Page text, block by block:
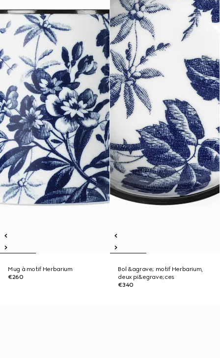
Mug à motif Herbarium
€260
Bol &agrave; motif Herbarium,
deux pi&egrave;ces
€340